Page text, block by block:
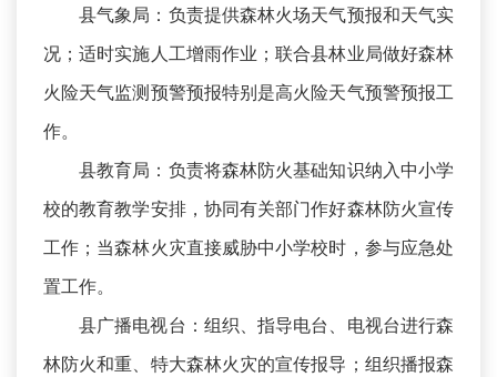
县气象局：负责提供森林火场天气预报和天气实
况；适时实施人工增雨作业；联合县林业局做好森林
火险天气监测预警预报特别是高火险天气预警预报工
作。
县教育局：负责将森林防火基础知识纳入中小学
校的教育教学安排，协同有关部门作好森林防火宣传
工作；当森林火灾直接威胁中小学校时，参与应急处
置工作。
县广播电视台：组织、指导电台、电视台进行森
林防火和重、特大森林火灾的宣传报导；组织播报森